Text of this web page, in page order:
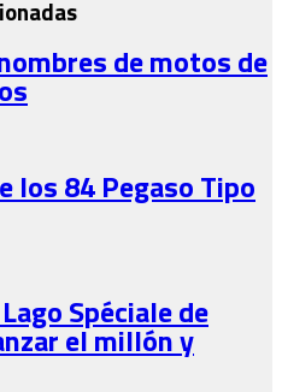
de motos de
los 84 Pegaso Tipo
Spéciale de
el millón y